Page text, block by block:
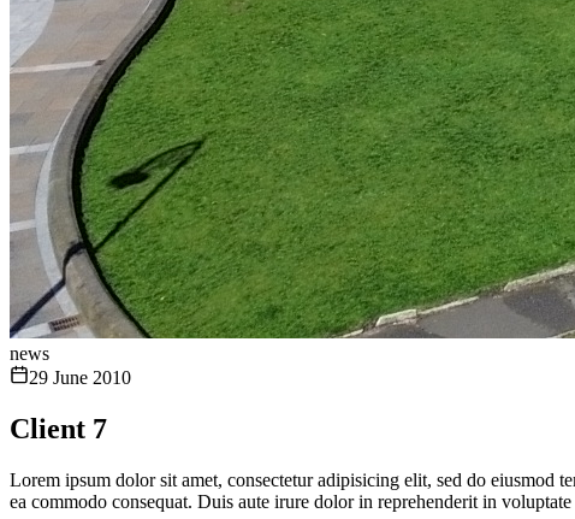
news
29 June 2010
Client 7
Lorem ipsum dolor sit amet, consectetur adipisicing elit, sed do
ea commodo consequat. Duis aute irure dolor in reprehenderit in